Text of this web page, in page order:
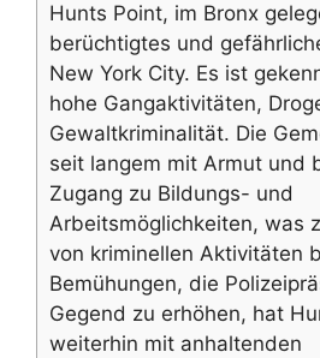
Hunts Point, im Bronx
berüchtigtes und
New York City. Es ist
hohe Gangaktivitäten,
Gewaltkriminalität. Die
seit langem mit Armut und
Zugang zu Bildungs- und
Arbeitsmöglichkeiten, was
von kriminellen Aktivitäten
Bemühungen, die
Gegend zu erhöhen, hat
weiterhin mit anhaltenden